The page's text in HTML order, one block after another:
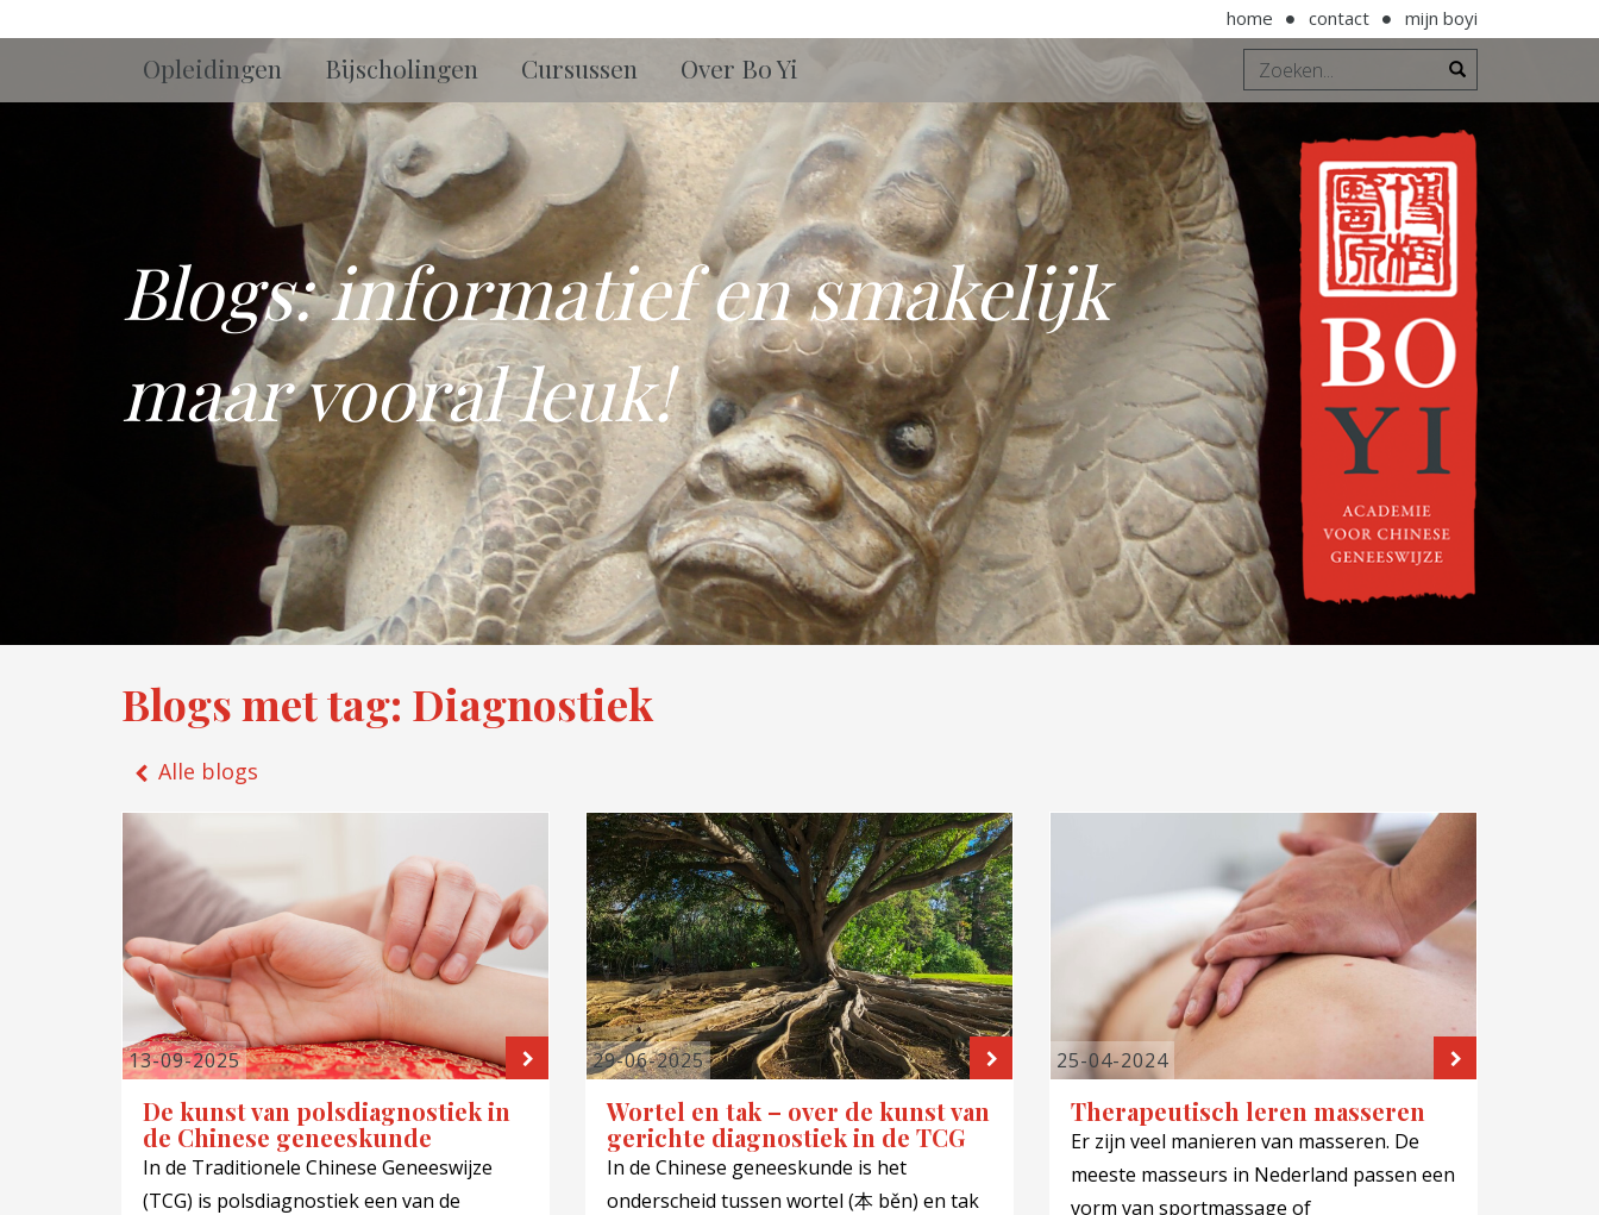
home contact mijn boyi
Opleidingen Bijscholingen Cursussen Over Bo Yi
Blogs: informatief en smakelijk
maar vooral leuk!
Blogs met tag: Diagnostiek
Alle blogs
13-09-2025 LEES VERDER
De kunst van polsdiagnostiek in
de Chinese geneeskunde
In de Traditionele Chinese Geneeswijze
(TCG) is polsdiagnostiek een van de
29-06-2025 LEES VERDER
Wortel en tak – over de kunst van
gerichte diagnostiek in de TCG
In de Chinese geneeskunde is het
onderscheid tussen wortel (本 běn) en tak
25-04-2024
Therapeutisch leren masseren
Er zijn veel manieren van masseren. De
meeste masseurs in Nederland passen een
vorm van sportmassage of